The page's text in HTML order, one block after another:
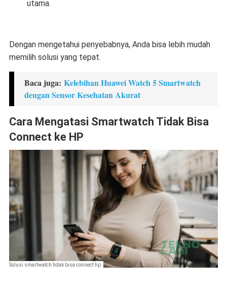
utama.
Dengan mengetahui penyebabnya, Anda bisa lebih mudah
memilih solusi yang tepat.
Baca juga: Kelebihan Huawei Watch 5 Smartwatch
dengan Sensor Kesehatan Akurat
Cara Mengatasi Smartwatch Tidak Bisa
Connect ke HP
Solusi smartwatch tidak bisa connect hp